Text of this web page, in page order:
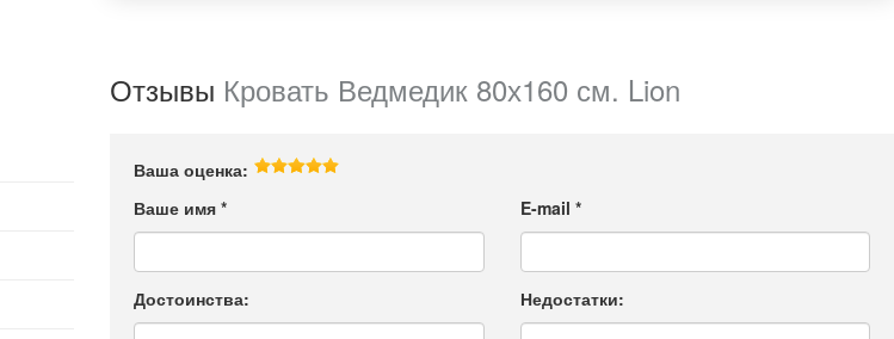
Отзывы Кровать Ведмедик 80х160 см. Lion
Ваша оценка:
Ваше имя * E-mail *
Достоинства: Недостатки: